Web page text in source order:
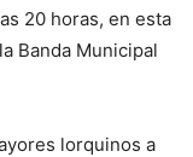
20 horas, en esta
Banda Municipal
lorquinos a